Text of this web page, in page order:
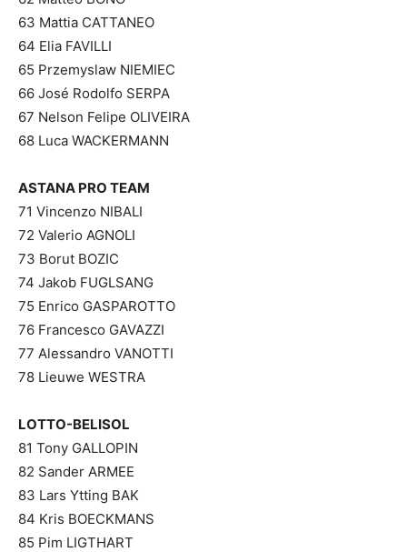
63 Mattia CATTANEO
64 Elia FAVILLI
65 Przemyslaw NIEMIEC
66 José Rodolfo SERPA
67 Nelson Felipe OLIVEIRA
68 Luca WACKERMANN
ASTANA PRO TEAM
71 Vincenzo NIBALI
72 Valerio AGNOLI
73 Borut BOZIC
74 Jakob FUGLSANG
75 Enrico GASPAROTTO
76 Francesco GAVAZZI
77 Alessandro VANOTTI
78 Lieuwe WESTRA
LOTTO-BELISOL
81 Tony GALLOPIN
82 Sander ARMEE
83 Lars Ytting BAK
84 Kris BOECKMANS
85 Pim LIGTHART